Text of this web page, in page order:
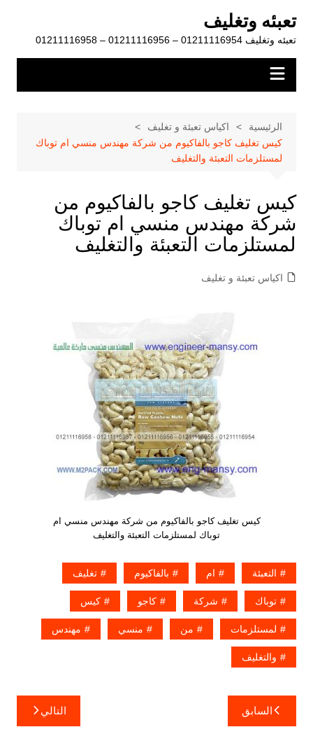
المحتوى
تعبئه وتغليف
تعبئه وتغليف 01211116954 – 01211116956 – 01211116958
الرئيسية
اكياس تعبئة و تغليف
كيس تغليف كاجو بالفاكيوم من شركة مهندس منسي ام توباك
لمستلزمات التعبئة والتغليف
كيس تغليف كاجو بالفاكيوم من
شركة مهندس منسي ام توباك
لمستلزمات التعبئة والتغليف
اكياس تعبئة و تغليف
كيس تغليف كاجو بالفاكيوم من شركة مهندس منسي ام
توباك لمستلزمات التعبئة والتغليف
التعبئة ام بالفاكيوم تغليف
توباك شركة كاجو كيس
لمستلزمات من منسي مهندس
والتغليف
تصفّح
المقالات
السابق التالي